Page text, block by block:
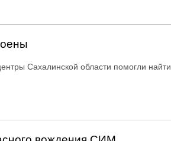
Сахалинской области помогли найти